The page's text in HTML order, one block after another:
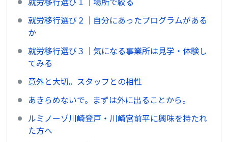
就労移行選び２│自分にあったプログラムがある
か
就労移行選び３│気になる事業所は見学・体験し
てみる
意外と大切。スタッフとの相性
あきらめないで。まずは外に出ることから。
ルミノーゾ川崎登戸・川崎宮前平に興味を持たれ
た方へ